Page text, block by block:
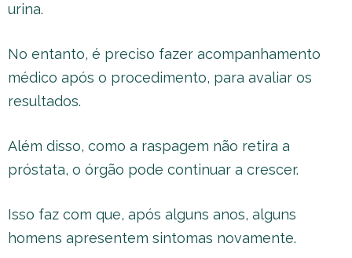
urina.
No entanto, é preciso fazer acompanhamento
médico após o procedimento, para avaliar os
resultados.
Além disso, como a raspagem não retira a
próstata, o órgão pode continuar a crescer.
Isso faz com que, após alguns anos, alguns
homens apresentem sintomas novamente.